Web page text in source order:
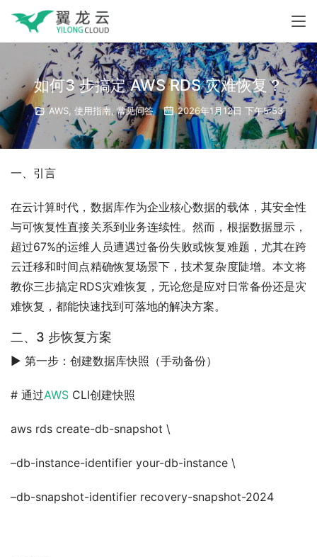
如何3 步搞定 AWS RDS 灾难恢复？
AWS, 使用指南,常见问答 2026年1月12日 下午5:53
一、引言
在云计算时代，数据库作为企业核心数据的载体，其安全性
与可恢复性直接关系到业务连续性。然而，根据数据显示，
超过67%的运维人员遭遇过备份失败或恢复难题，尤其在跨
云迁移和时间点精确恢复场景下，技术复杂度陡增。本文将
教你三步搞定RDS灾难恢复，无论您是应对日常备份还是灾
难恢复，都能快速找到可落地的解决方案。
二、3 步恢复方案
▶ 第一步：创建数据库快照（手动备份）
# 通过AWS CLI创建快照
aws rds create-db-snapshot \
–db-instance-identifier your-db-instance \
–db-snapshot-identifier recovery-snapshot-2024